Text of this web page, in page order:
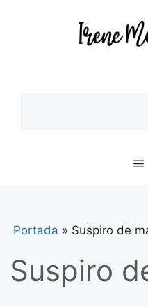
Portada » Suspiro de
Suspiro